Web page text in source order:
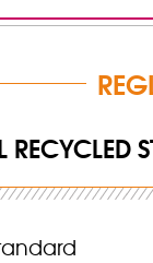
RECYCLED